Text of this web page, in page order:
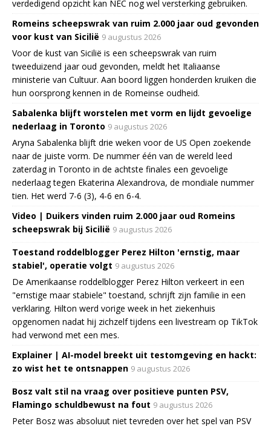
verdedigend opzicht kan NEC nog wel versterking gebruiken.
Romeins scheepswrak van ruim 2.000 jaar oud gevonden
voor kust van Sicilië 9 augustus 2026
Voor de kust van Sicilië is een scheepswrak van ruim
tweeduizend jaar oud gevonden, meldt het Italiaanse
ministerie van Cultuur. Aan boord liggen honderden kruiken die
hun oorsprong kennen in de Romeinse oudheid.
Sabalenka blijft worstelen met vorm en lijdt gevoelige
nederlaag in Toronto 9 augustus 2026
Aryna Sabalenka blijft drie weken voor de US Open zoekende
naar de juiste vorm. De nummer één van de wereld leed
zaterdag in Toronto in de achtste finales een gevoelige
nederlaag tegen Ekaterina Alexandrova, de mondiale nummer
tien. Het werd 7-6 (3), 4-6 en 6-4.
Video | Duikers vinden ruim 2.000 jaar oud Romeins
scheepswrak bij Sicilië 9 augustus 2026
Toestand roddelblogger Perez Hilton 'ernstig, maar
stabiel', operatie volgt 9 augustus 2026
De Amerikaanse roddelblogger Perez Hilton verkeert in een
"ernstige maar stabiele" toestand, schrijft zijn familie in een
verklaring. Hilton werd vorige week in het ziekenhuis
opgenomen nadat hij zichzelf tijdens een livestream op TikTok
had verwond met een mes.
Explainer | AI-model breekt uit testomgeving en hackt:
zo wist het te ontsnappen 9 augustus 2026
Bosz valt stil na vraag over positieve punten PSV,
Flamingo schuldbewust na fout 9 augustus 2026
Peter Bosz was absoluut niet tevreden over het spel van PSV